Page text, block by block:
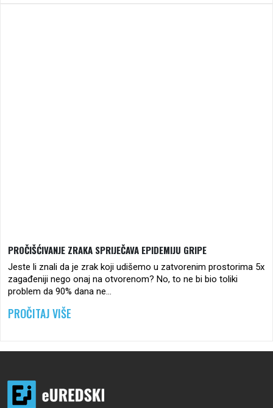
PROČIŠĆIVANJE ZRAKA SPRIJEČAVA EPIDEMIJU GRIPE
Jeste li znali da je zrak koji udišemo u zatvorenim prostorima 5x
zagađeniji nego onaj na otvorenom? No, to ne bi bio toliki
problem da 90% dana ne…
PROČITAJ VIŠE